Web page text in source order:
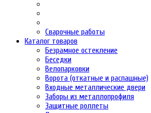
Сварочные работы
Каталог товаров
Безрамное остекление
Беседки
Велопарковки
Ворота (откатные и распашные)
Входные металлические двери
Заборы из металлопрофиля
Защитные роллеты